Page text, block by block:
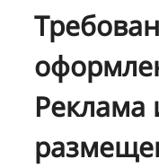
Реклама